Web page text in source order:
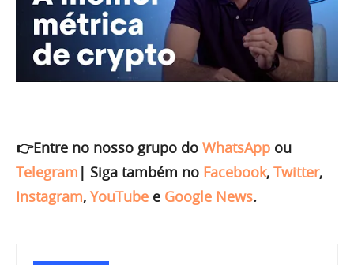
👉Entre no nosso grupo do WhatsApp ou
Telegram | Siga também no Facebook, Twitter,
Instagram, YouTube e Google News.